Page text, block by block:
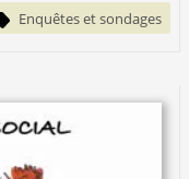
Enquêtes et sondages